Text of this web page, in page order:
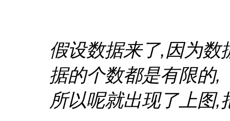
假设数据来了,因为数
据的个数都是有限的,
所以呢就出现了上图,